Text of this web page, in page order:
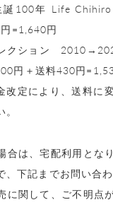
誕100年 Life
=1,640円
レクション
円＋送料430円
定により、送料に
合は、宅配利用とな
下記までお問い合わ
に関して、ご不明点